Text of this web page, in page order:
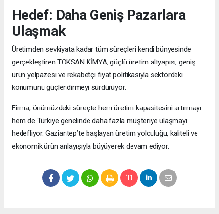
Hedef: Daha Geniş Pazarlara
Ulaşmak
Üretimden sevkiyata kadar tüm süreçleri kendi bünyesinde
gerçekleştiren TOKSAN KİMYA, güçlü üretim altyapısı, geniş
ürün yelpazesi ve rekabetçi fiyat politikasıyla sektördeki
konumunu güçlendirmeyi sürdürüyor.
Firma, önümüzdeki süreçte hem üretim kapasitesini artırmayı
hem de Türkiye genelinde daha fazla müşteriye ulaşmayı
hedefliyor. Gaziantep’te başlayan üretim yolculuğu, kaliteli ve
ekonomik ürün anlayışıyla büyüyerek devam ediyor.